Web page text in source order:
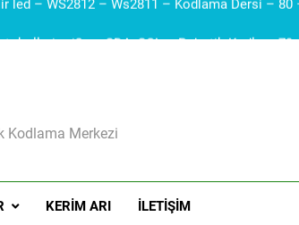
Kartı I Voltaj Regülatörleri Hakkında Herşey
Arduino – Neopiksel Led – Adreslenebilir led – WS2812 – Ws2811 – Kodlama Dersi – 80 –
Kodlama Merkezi
KERIM ARI İLETIŞIM